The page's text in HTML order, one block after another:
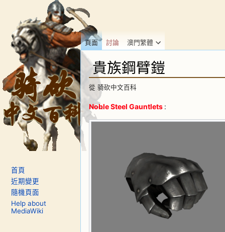
貴族鋼臂鎧
從 骑砍中文百科
跳到：
Noble Steel Gauntlets :
頁面 討論 澳門繁體
首頁
近期變更
隨機頁面
Help about
MediaWiki